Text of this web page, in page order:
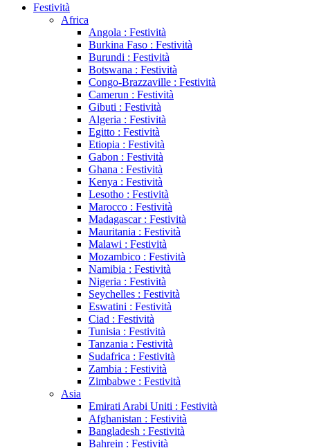
Festività
Africa
Angola : Festività
Burkina Faso : Festività
Burundi : Festività
Botswana : Festività
Congo-Brazzaville : Festività
Camerun : Festività
Gibuti : Festività
Algeria : Festività
Egitto : Festività
Etiopia : Festività
Gabon : Festività
Ghana : Festività
Kenya : Festività
Lesotho : Festività
Marocco : Festività
Madagascar : Festività
Mauritania : Festività
Malawi : Festività
Mozambico : Festività
Namibia : Festività
Nigeria : Festività
Seychelles : Festività
Eswatini : Festività
Ciad : Festività
Tunisia : Festività
Tanzania : Festività
Sudafrica : Festività
Zambia : Festività
Zimbabwe : Festività
Asia
Emirati Arabi Uniti : Festività
Afghanistan : Festività
Bangladesh : Festività
Bahrein : Festività